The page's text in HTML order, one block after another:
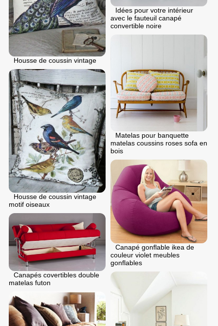
Idées pour votre intérieur
avec le fauteuil canapé
convertible noire
Housse de coussin vintage
Matelas pour banquette
matelas coussins roses sofa en
bois
Housse de coussin vintage
motif oiseaux
Canapé gonflable ikea de
couleur violet meubles
gonflables
Canapés covertibles double
matelas futon